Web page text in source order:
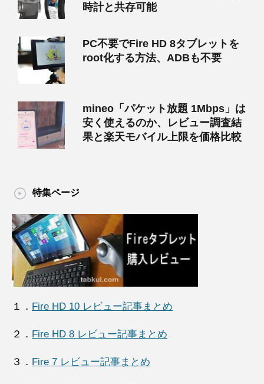
時計と共存可能
PC不要でFire HD 8タブレットを
root化する方法、ADBも不要
mineo「パケット放題 1Mbps」は
安く使えるのか、レビュー調査結
果と楽天モバイル上限を価格比較
特集ページ
１． Fire HD 10 レビュー記事まとめ
２． Fire HD 8 レビュー記事まとめ
３． Fire 7 レビュー記事まとめ